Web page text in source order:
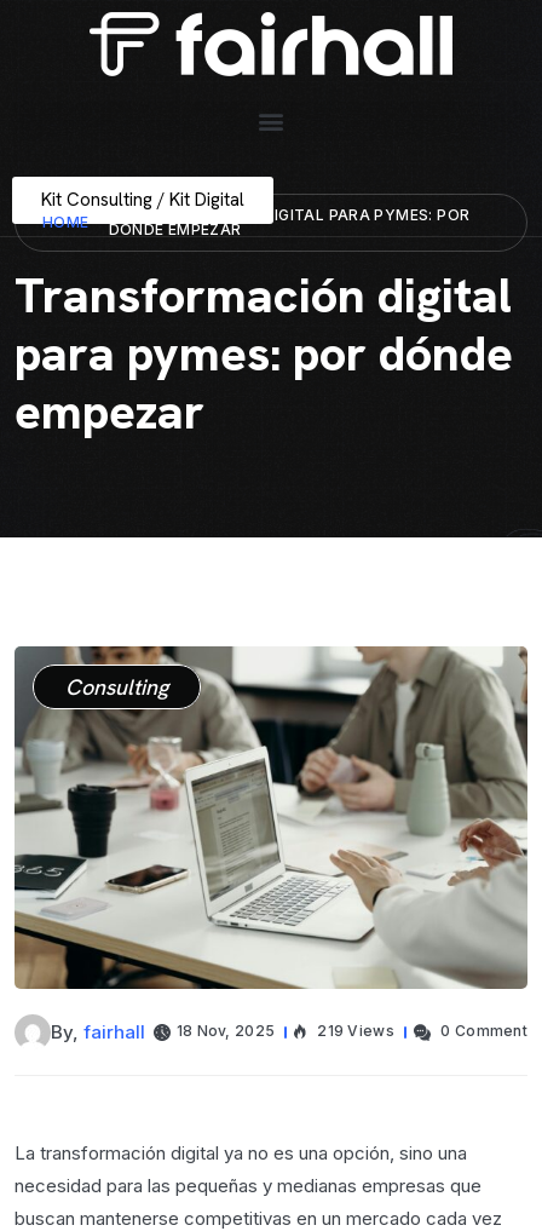
Kit Consulting / Kit Digital
HOME
TRANSFORMACIÓN DIGITAL PARA PYMES: POR
DÓNDE EMPEZAR
Transformación digital
para pymes: por dónde
empezar
Consulting
By, fairhall 18 Nov, 2025 219 Views 0 Comment
La transformación digital ya no es una opción, sino una
necesidad para las pequeñas y medianas empresas que
buscan mantenerse competitivas en un mercado cada vez